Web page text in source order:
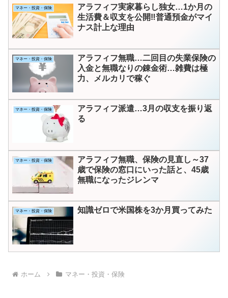
マネー・投資・保険
アラフィフ実家暮らし独女…1か月の
生活費＆収支を公開‼普通預金がマイ
ナス計上な理由
マネー・投資・保険
アラフィフ無職…二回目の失業保険の
入金と無職なりの錬金術…雑費は極
力、メルカリで稼ぐ
マネー・投資・保険
アラフィフ派遣…3月の収支を振り返
る
マネー・投資・保険
アラフィフ無職、保険の見直し～37
歳で保険の窓口にいった話と、45歳
無職になったジレンマ
マネー・投資・保険 知識ゼロで米国株を3か月買ってみた
ホーム マネー・投資・保険